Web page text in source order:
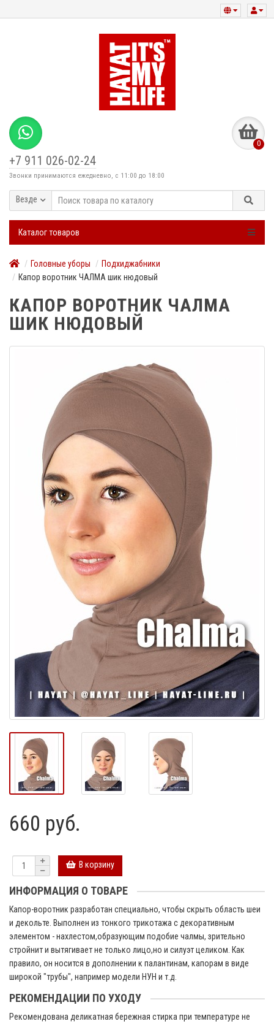
+7 911 026-02-24
Звонки принимаются ежедневно, с 11:00 до 18:00
0
Везде
Каталог товаров
Головные уборы
Подхиджабники
Капор воротник ЧАЛМА шик нюдовый
КАПОР ВОРОТНИК ЧАЛМА
ШИК НЮДОВЫЙ
660 руб.
В корзину
ИНФОРМАЦИЯ О ТОВАРЕ
Капор-воротник разработан специально, чтобы скрыть область шеи
и декольте. Выполнен из тонкого трикотажа с декоративным
элементом - нахлестом,образующим подобие чалмы, зрительно
стройнит и вытягивает не только лицо,но и силуэт целиком. Как
правило, он носится в дополнении к палантинам, капорам в виде
широкой "трубы", например модели НУН и т.д.
РЕКОМЕНДАЦИИ ПО УХОДУ
Рекомендована деликатная бережная стирка при температуре не